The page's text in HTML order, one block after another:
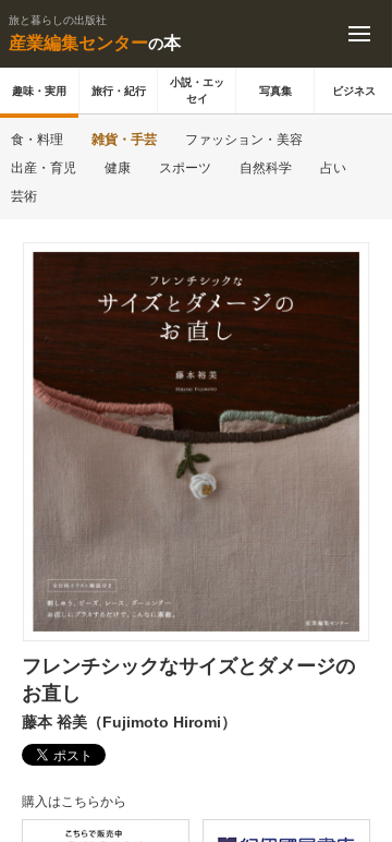
旅と暮らしの出版社
産業編集センターの本
趣味・実用 旅行・紀行
小説・エッ
セイ
写真集 ビジネス
食・料理 雑貨・手芸
ファッション・美容
出産・育児
健康 スポーツ 自然科学
占い
芸術
フレンチシックなサイズとダメージの
お直し
藤本 裕美（Fujimoto Hiromi）
購入はこちらから